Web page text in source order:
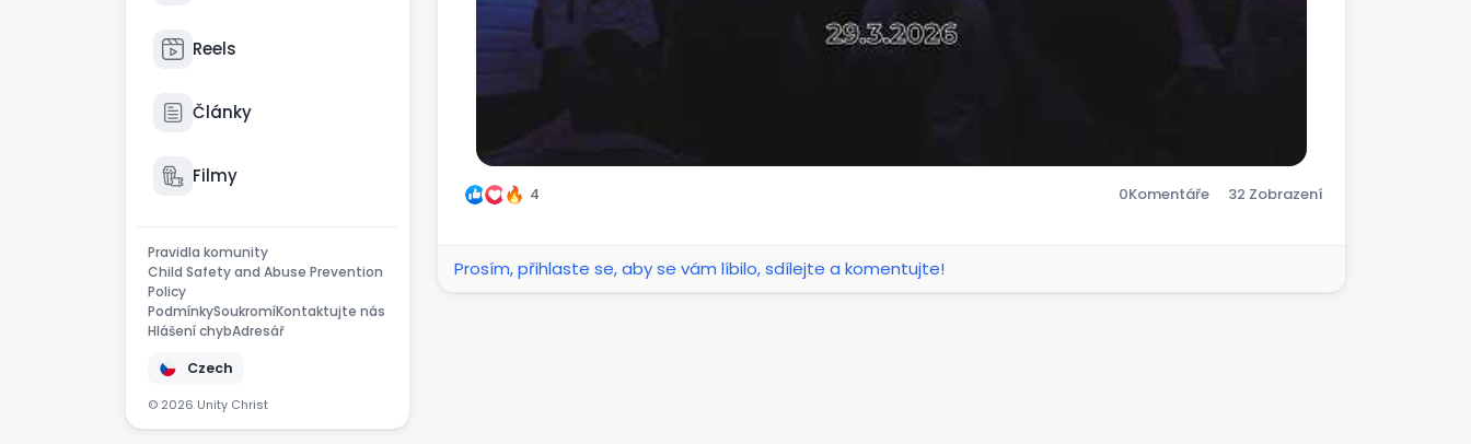
Reels
Články
Filmy
Pravidla komunity
Child Safety and Abuse Prevention
Policy
PodmínkySoukromíKontaktujte nás
Hlášení chybAdresář
Czech
© 2026 Unity Christ
4 0Komentáře 32 Zobrazení
Prosím, přihlaste se, aby se vám líbilo, sdílejte a komentujte!